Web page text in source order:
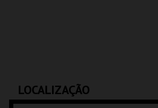
LOCALIZAÇÃO